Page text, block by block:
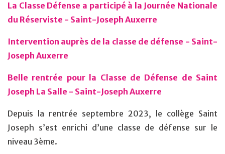
La Classe Défense a participé à la Journée Nationale
du Réserviste - Saint-Joseph Auxerre
Intervention auprès de la classe de défense - Saint-
Joseph Auxerre
Belle rentrée pour la Classe de Défense de Saint
Joseph La Salle - Saint-Joseph Auxerre
Depuis la rentrée septembre 2023, le collège Saint
Joseph s’est enrichi d’une classe de défense sur le
niveau 3ème.